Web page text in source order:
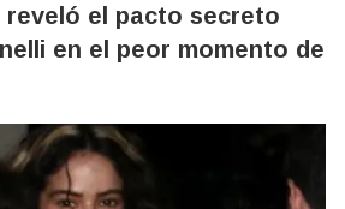
reveló el pacto secreto
en el peor momento de